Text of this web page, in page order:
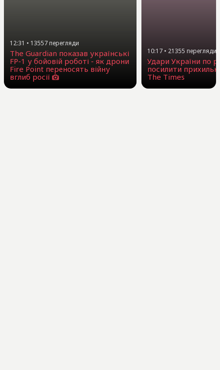
12:31 • 13557перегляди
The Guardian показав українські
FP-1 у бойовій роботі - як дрони
Fire Point переносять війну
вглиб росії
10:17 • 21355 перегляди
Удари України по
посилити
The Times